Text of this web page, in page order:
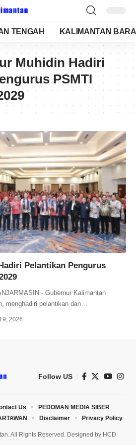
TENGAH KALIMANTAN
Muhidin Hadiri
PSMTI
Pelantikan Pengurus
- Gubernur Kalimantan
menghadiri pelantikan dan…
2026
Follow US
All Rights Reserved. Designed by HCD
Us
PEDOMAN MEDIA SIBER
Disclaimer Privacy Policy